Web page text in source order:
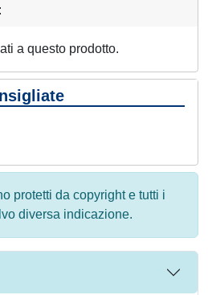
a questo prodotto.
protetti da copyright e tutti i
diversa indicazione.